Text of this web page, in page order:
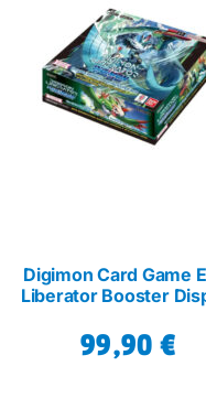
Digimon Card Game
Liberator Booster
99,90 €